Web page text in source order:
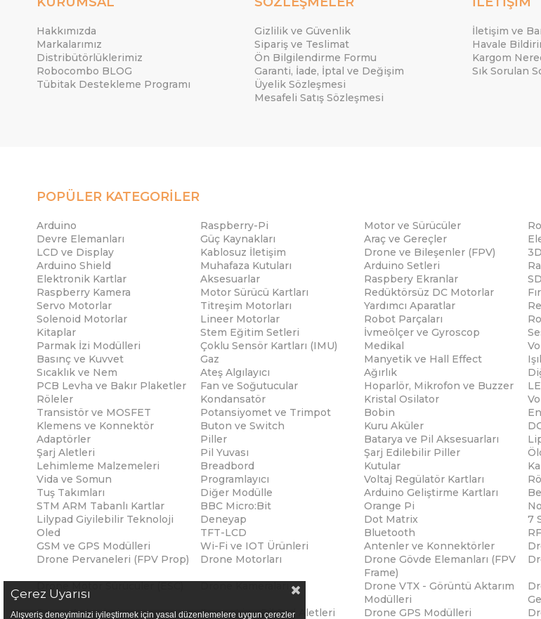
Hakkımızda
Markalarımız
Distribütörlüklerimiz
Robocombo BLOG
Tübitak Destekleme Programı
Gizlilik ve Güvenlik
Sipariş ve Teslimat
Ön Bilgilendirme Formu
Garanti, İade, İptal ve Değişim
Üyelik Sözleşmesi
Mesafeli Satış Sözleşmesi
İletişim ve
Havale
Kargom
Sık Sorulan
POPÜLER KATEGORİLER
Arduino Raspberry-Pi Motor ve Sürücüler
Devre Elemanları
Güç Kaynakları Araç ve Gereçler
LCD ve Display
Kablosuz İletişim Drone ve Bileşenler (FPV)
Arduino Shield
Muhafaza Kutuları Arduino Setleri
Elektronik Kartlar
Aksesuarlar Raspbery Ekranlar
Raspberry Kamera
Motor Sürücü Kartları Redüktörsüz DC Motorlar
Servo Motorlar
Titreşim Motorları Yardımcı Aparatlar
Solenoid Motorlar
Lineer Motorlar Robot Parçaları
Kitaplar
Stem Eğitim Setleri İvmeölçer ve Gyroscop
Parmak İzi Modülleri
Çoklu Sensör Kartları (IMU) Medikal
Basınç ve Kuvvet
Gaz Manyetik ve Hall Effect
Sıcaklık ve Nem
Ateş Algılayıcı Ağırlık
PCB Levha ve Bakır Plaketler
Fan ve Soğutucular Hoparlör, Mikrofon ve Buzzer
Röleler
Kondansatör Kristal Osilator
Transistör ve MOSFET
Potansiyomet ve Trimpot Bobin
Klemens ve Konnektör
Buton ve Switch Kuru Aküler
Adaptörler
Piller Batarya ve Pil Aksesuarları
Şarj Aletleri
Pil Yuvası Şarj Edilebilir Piller
Lehimleme Malzemeleri
Breadbord Kutular
Vida ve Somun
Programlayıcı Voltaj Regülatör Kartları
Tuş Takımları
Diğer Modülle Arduino Geliştirme Kartları
STM ARM Tabanlı Kartlar
BBC Micro:Bit Orange Pi
Lilypad Giyilebilir Teknoloji
Deneyap Dot Matrix 7
Oled
TFT-LCD Bluetooth RF
GSM ve GPS Modülleri
Wi-Fi ve IOT Ürünleri Antenler ve Konnektörler
Drone Pervaneleri (FPV Prop)
Drone Motorları
Drone Gövde Elemanları (FPV
Frame)
Drone VTX - Görüntü Aktarım
Modülleri
Drone Antenleri
Drone Lipo Pil Şarj Aletleri Drone GPS Modülleri
Çerez Uyarısı
Alışveriş deneyiminizi iyileştirmek için yasal düzenlemelere uygun çerezler